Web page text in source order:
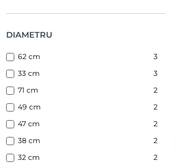
DIAMETRU
62 cm
3
33 cm
3
71 cm
2
49 cm
2
47 cm
2
38 cm
2
32 cm
2